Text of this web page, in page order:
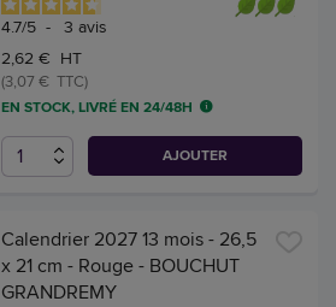
4.7/5 - 3 avis
2,62 € HT
(3,07 € TTC)
EN STOCK, LIVRÉ EN 24/48H
AJOUTER
Calendrier 2027 13 mois - 26,5
x 21 cm - Rouge - BOUCHUT
GRANDREMY